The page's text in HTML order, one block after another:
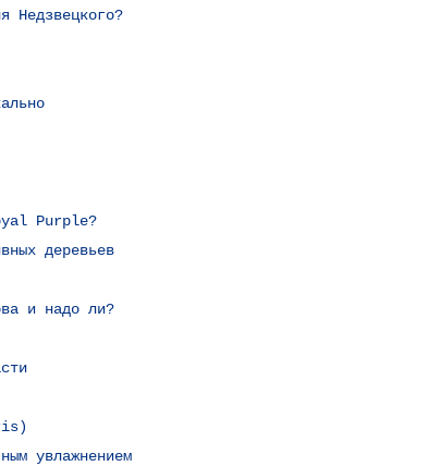
Недзвецкого?
Purple?
деревьев
и надо ли?
увлажнением